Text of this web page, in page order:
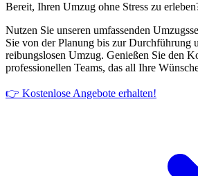
Bereit, Ihren Umzug ohne Stress zu
Nutzen Sie unseren umfassenden
Sie von der Planung bis zur Durchführung
reibungslosen Umzug. Genießen Sie den
professionellen Teams, das all Ihre
👉 Kostenlose Angebote erhalten!